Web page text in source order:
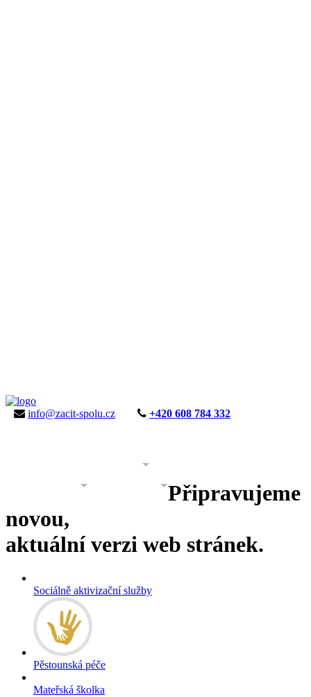
info@zacit-spolu.cz +420 608 784 332
GALERIE
Připravujeme
novou,
aktuální verzi web stránek.
Sociálně aktivizační služby
Pěstounská péče
Mateřská školka